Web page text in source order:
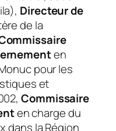
Directeur de
de la
en
pour les
et
Commissaire
en charge du
dans la Région